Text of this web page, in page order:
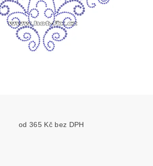
od 365 Kč bez DPH